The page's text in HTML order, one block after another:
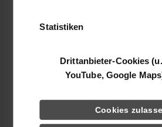
Statistiken
Drittanbieter-Cookies
YouTube, Google
Cookies
www.porsche.com/germany/
berufsausbildung@porsche.de